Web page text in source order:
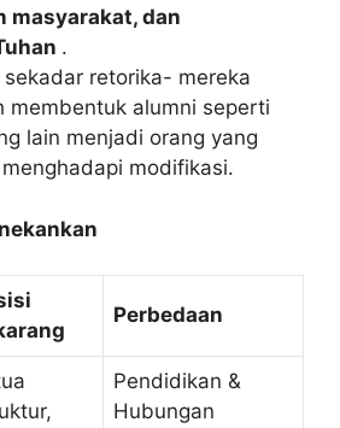
masyarakat, dan
.
retorika- mereka
membentuk alumni seperti
lain menjadi orang yang
modifikasi.
Perbedaan
Pendidikan &
Hubungan